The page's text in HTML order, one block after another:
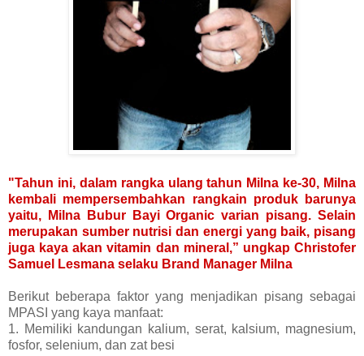
"Tahun ini, dalam rangka ulang tahun Milna ke-30, Milna
kembali mempersembahkan rangkain produk barunya
yaitu, Milna Bubur Bayi Organic varian pisang. Selain
merupakan sumber nutrisi dan energi yang baik, pisang
juga kaya akan vitamin dan mineral,” ungkap Christofer
Samuel Lesmana selaku Brand Manager Milna
Berikut beberapa faktor yang menjadikan pisang sebagai
MPASI yang kaya manfaat:
1. Memiliki kandungan kalium, serat, kalsium, magnesium,
fosfor, selenium, dan zat besi